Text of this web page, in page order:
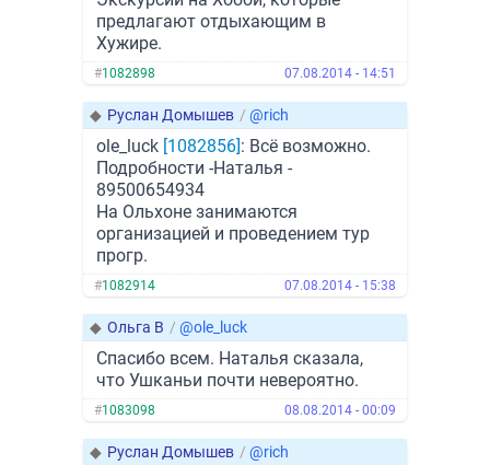
предлагают отдыхающим в
Хужире.
#1082898 07.08.2014 - 14:51
◆ Руслан Домышев / @rich
ole_luck [1082856]: Всё возможно.
Подробности -Наталья -
89500654934
На Ольхоне занимаются
организацией и проведением тур
прогр.
#1082914 07.08.2014 - 15:38
◆ Ольга В / @ole_luck
Спасибо всем. Наталья сказала,
что Ушканьи почти невероятно.
#1083098 08.08.2014 - 00:09
◆ Руслан Домышев / @rich